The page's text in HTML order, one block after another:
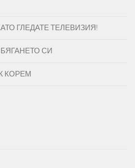
ГЛЕДАТЕ ТЕЛЕВИЗИЯ!
СИ
КОРЕМ